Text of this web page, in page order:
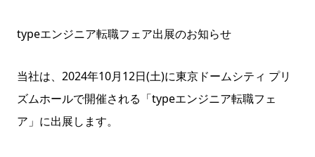
typeエンジニア転職フェア出展のお知らせ
当社は、2024年10月12日(土)に東京ドームシティ プリ
ズムホールで開催される「typeエンジニア転職フェ
ア」に出展します。